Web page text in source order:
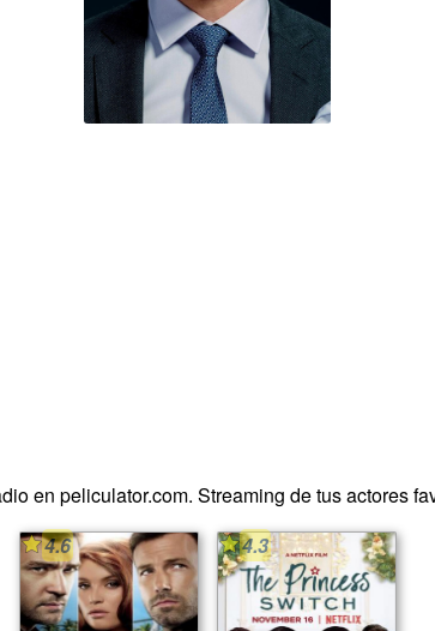
en peliculator.com. Streaming de tus actores
4.6
4.3